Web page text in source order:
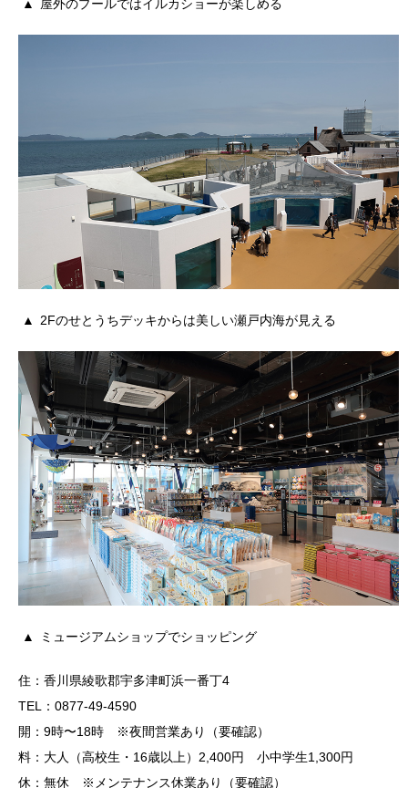
屋外のプールではイルカショーが楽しめる
2Fのせとうちデッキからは美しい瀬戸内海が見える
ミュージアムショップでショッピング
住：香川県綾歌郡宇多津町浜一番丁4
TEL：0877-49-4590
開：9時〜18時 ※夜間営業あり（要確認）
料：大人（高校生・16歳以上）2,400円 小中学生1,300円
休：無休 ※メンテナンス休業あり（要確認）